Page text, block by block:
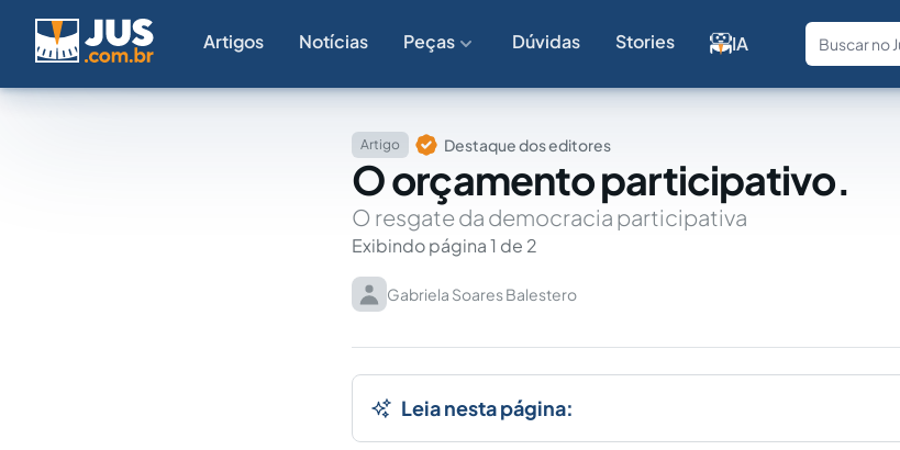
Artigos Notícias Peças Dúvidas Stories IA
Artigo Destaque dos editores
O orçamento participativo.
O resgate da democracia participativa
Exibindo página 1 de 2
Gabriela Soares Balestero
Leia nesta página: